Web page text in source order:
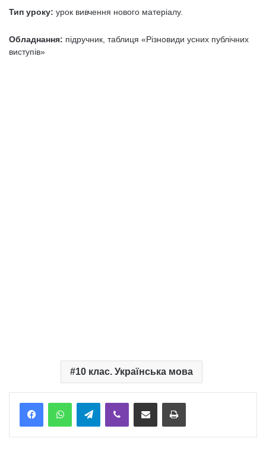
Тип уроку: урок вивчення нового матеріалу.
Обладнання: підручник, таблиця «Різновиди усних публічних
виступів»
10 клас. Українська мова
TelegramViber Надіслати електронною поштоюНадрукувати